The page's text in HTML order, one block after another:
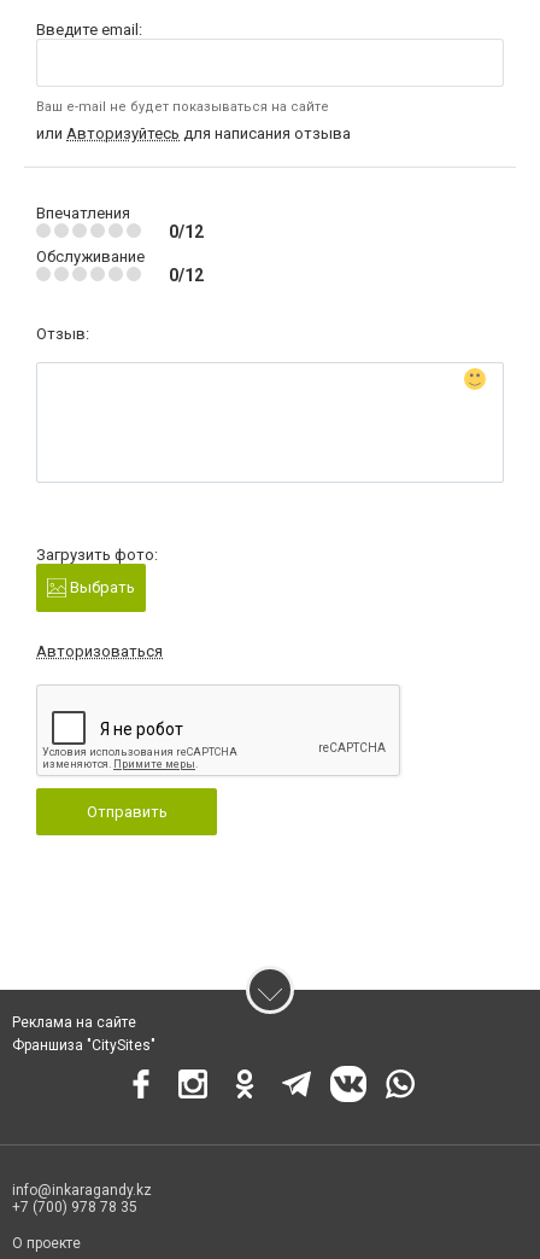
Введите email:
Ваш e-mail не будет показываться на сайте
или Авторизуйтесь для написания отзыва
Впечатления
0/12
Обслуживание
0/12
Отзыв:
Загрузить фото:
Выбрать
Авторизоваться
Отправить
Реклама на сайте
Франшиза "CitySites"
info@inkaragandy.kz
+7 (700) 978 78 35
О проекте